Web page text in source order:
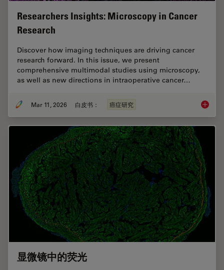
Researchers Insights: Microscopy in Cancer
Research
Discover how imaging techniques are driving cancer
research forward. In this issue, we present
comprehensive multimodal studies using microscopy,
as well as new directions in intraoperative cancer…
Mar 11, 2026 白皮书： 癌症研究
显微镜中的荧光